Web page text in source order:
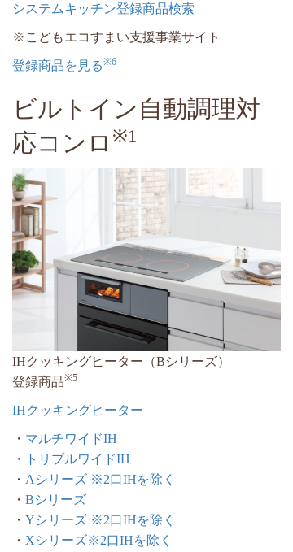
システムキッチン登録商品検索
※こどもエコすまい支援事業サイト
登録商品を見る※6
ビルトイン自動調理対
応コンロ ※1
IHクッキングヒーター（Bシリーズ）
登録商品※5
IHクッキングヒーター
・ マルチワイドIH
・
トリプルワイドIH
・ Aシリーズ ※2口IHを除く
・ Bシリーズ
・ Yシリーズ ※2口IHを除く
・ Xシリーズ※2口IHを除く